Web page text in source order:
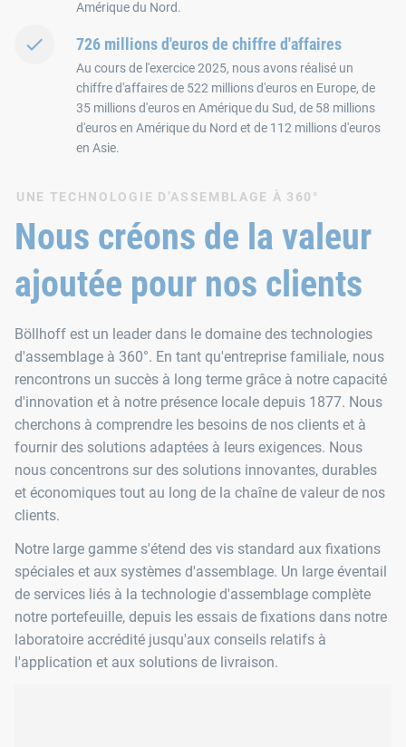
Amérique du Nord.
726 millions d'euros de chiffre d'affaires
Au cours de l'exercice 2025, nous avons réalisé un
chiffre d'affaires de 522 millions d'euros en Europe, de
35 millions d'euros en Amérique du Sud, de 58 millions
d'euros en Amérique du Nord et de 112 millions d'euros
en Asie.
UNE TECHNOLOGIE D’ASSEMBLAGE À 360°
Nous créons de la valeur
ajoutée pour nos clients
Böllhoff est un leader dans le domaine des technologies
d'assemblage à 360°. En tant qu'entreprise familiale, nous
rencontrons un succès à long terme grâce à notre capacité
d'innovation et à notre présence locale depuis 1877. Nous
cherchons à comprendre les besoins de nos clients et à
fournir des solutions adaptées à leurs exigences. Nous
nous concentrons sur des solutions innovantes, durables
et économiques tout au long de la chaîne de valeur de nos
clients.
Notre large gamme s'étend des vis standard aux fixations
spéciales et aux systèmes d'assemblage. Un large éventail
de services liés à la technologie d'assemblage complète
notre portefeuille, depuis les essais de fixations dans notre
laboratoire accrédité jusqu'aux conseils relatifs à
l'application et aux solutions de livraison.